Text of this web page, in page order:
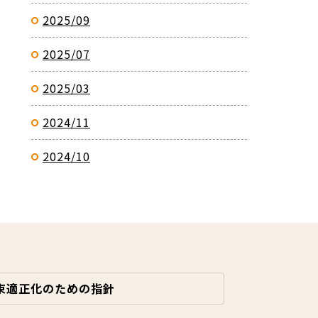
2025/09
2025/07
2025/03
2024/11
2024/10
適正化のための指針